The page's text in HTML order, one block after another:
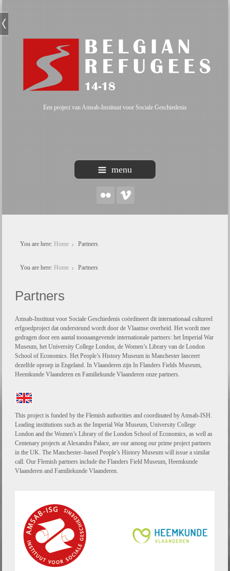
Een project van Amsab-Instituut voor Sociale Geschiedenis
menu
You are here: Home Partners
You are here: Home Partners
Partners
Amsab-Instituut voor Sociale Geschiedenis coördineert dit internationaal cultureel
erfgoedproject dat ondersteund wordt door de Vlaamse overheid. Het wordt mee
gedragen door een aantal toonaangevende internationale partners: het Imperial War
Museum, het University College London, de Women’s Library van de London
School of Economics. Het People’s History Museum in Manchester lanceert
dezelfde oproep in Engeland. In Vlaanderen zijn In Flanders Fields Museum,
Heemkunde Vlaanderen en Familiekunde Vlaanderen onze partners.
This project is funded by the Flemish authorities and coordinated by Amsab-ISH.
Leading institutions such as the Imperial War Museum, University College
London and the Women’s Library of the London School of Economics, as well as
Centenary projects at Alexandra Palace, are our among our prime project partners
in the UK. The Manchester–based People’s History Museum will issue a similar
call. Our Flemish partners include the Flanders Field Museum, Heemkunde
Vlaanderen and Familiekunde Vlaanderen.